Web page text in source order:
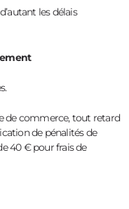
les délais
de commerce, tout retard
de pénalités de
40 € pour frais de